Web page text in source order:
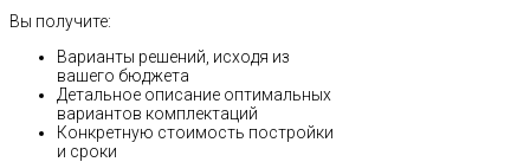
Вы получите:
Варианты решений, исходя из
вашего бюджета
Детальное описание оптимальных
вариантов комплектаций
Конкретную стоимость постройки
и сроки